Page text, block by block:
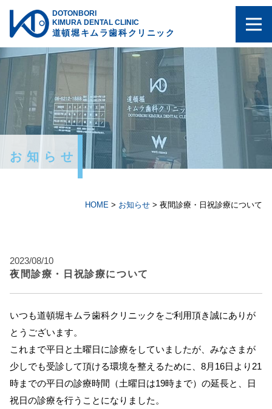
DOTONBORI
KIMURA DENTAL CLINIC
道頓堀キムラ歯科クリニック
お知らせ
HOME > お知らせ > 夜間診療・日祝診療について
2023/08/10
夜間診療・日祝診療について
いつも道頓堀キムラ歯科クリニックをご利用頂き誠にありが
とうございます。
これまで平日と土曜日に診療をしていましたが、みなさまが
少しでも受診して頂ける環境を整えるために、8月16日より21
時までの平日の診療時間（土曜日は19時まで）の延長と、日
祝日の診療を行うことになりました。